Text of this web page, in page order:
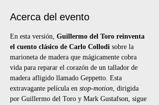
Acerca del evento
En esta versión, Guillermo del Toro reinventa
el cuento clásico de Carlo Collodi sobre la
marioneta de madera que mágicamente cobra
vida para reparar el corazón de un tallador de
madera afligido llamado Geppetto. Esta
extravagante película en stop-motion, dirigida
por Guillermo del Toro y Mark Gustafson, sigue